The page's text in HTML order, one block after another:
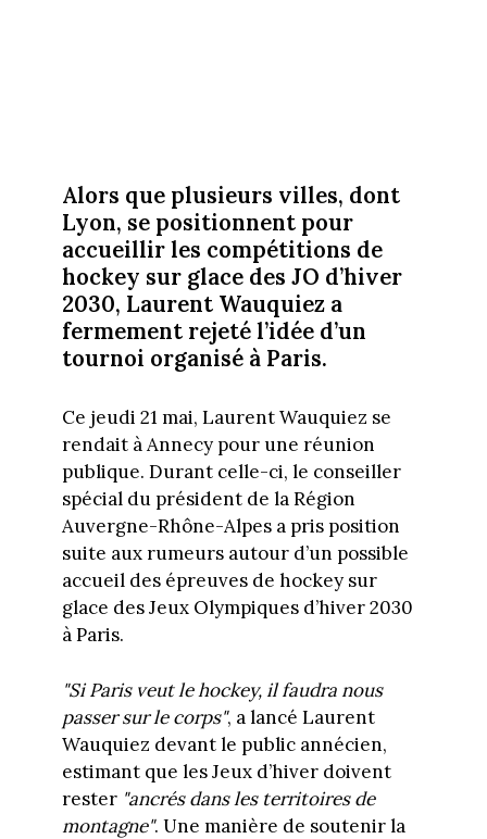
Alors que plusieurs villes, dont
Lyon, se positionnent pour
accueillir les compétitions de
hockey sur glace des JO d’hiver
2030, Laurent Wauquiez a
fermement rejeté l’idée d’un
tournoi organisé à Paris.
Ce jeudi 21 mai, Laurent Wauquiez se
rendait à Annecy pour une réunion
publique. Durant celle-ci, le conseiller
spécial du président de la Région
Auvergne-Rhône-Alpes a pris position
suite aux rumeurs autour d’un possible
accueil des épreuves de hockey sur
glace des Jeux Olympiques d’hiver 2030
à Paris.
"Si Paris veut le hockey, il faudra nous
passer sur le corps", a lancé Laurent
Wauquiez devant le public annécien,
estimant que les Jeux d’hiver doivent
rester "ancrés dans les territoires de
montagne". Une manière de soutenir la